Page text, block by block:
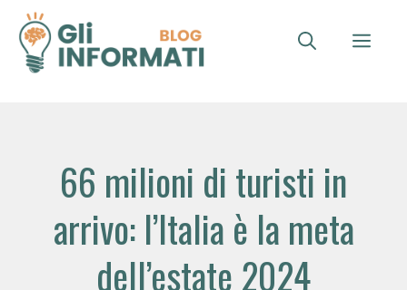
contenuto
66 milioni di turisti in
arrivo: l’Italia è la meta
dell’estate 2024